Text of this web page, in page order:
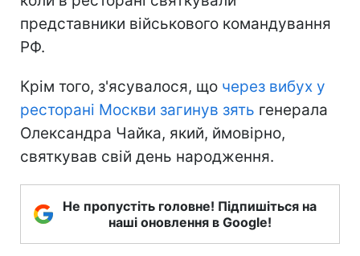
представники військового командування
РФ.
Крім того, з'ясувалося, що через вибух у
ресторані Москви загинув зять генерала
Олександра Чайка, який, ймовірно,
святкував свій день народження.
Не пропустіть головне! Підпишіться на
наші оновлення в Google!